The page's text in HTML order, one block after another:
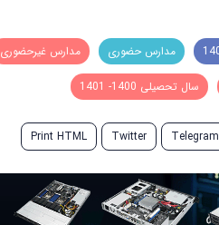
مدارس حضوری مدارس غیرحضوری
سال تحصیلی 1400- 1401
Telegram
Twitter
Print HTML